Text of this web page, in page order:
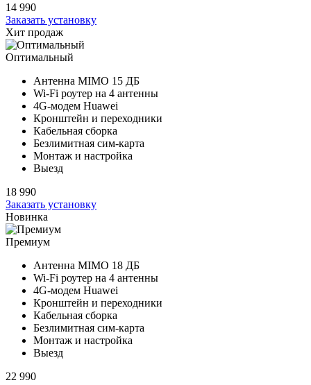
14 990
Заказать установку
Хит продаж
Оптимальный
Антенна MIMO 15 ДБ
Wi-Fi роутер на 4 антенны
4G-модем Huawei
Кронштейн и переходники
Кабельная сборка
Безлимитная сим-карта
Монтаж и настройка
Выезд
18 990
Заказать установку
Новинка
Премиум
Антенна MIMO 18 ДБ
Wi-Fi роутер на 4 антенны
4G-модем Huawei
Кронштейн и переходники
Кабельная сборка
Безлимитная сим-карта
Монтаж и настройка
Выезд
22 990